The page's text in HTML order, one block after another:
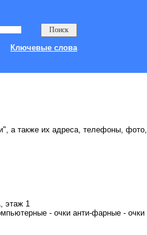
Ключевые слова
а также их адреса, телефоны, фото,
этаж 1
- очки анти-фарные - очки